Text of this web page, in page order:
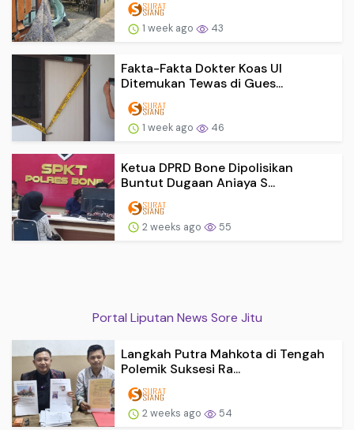
1 week ago 43
Fakta-Fakta Dokter Koas UI
Ditemukan Tewas di Gues...
1 week ago 46
Ketua DPRD Bone Dipolisikan
Buntut Dugaan Aniaya S...
2 weeks ago 55
Portal Liputan News Sore Jitu
Langkah Putra Mahkota di Tengah
Polemik Suksesi Ra...
2 weeks ago 54